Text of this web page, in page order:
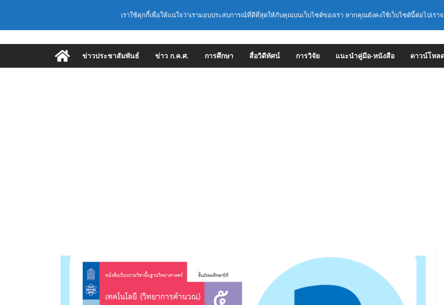
วันอาทิตย์, สิงหาคม 9, 2026 Latest: เลื่อนเป็นวิทยฐานะเชี่ยวชาญ (ครั้งที่ 9/2569)
(สพฐ.) โมดูลที่ 1 : การประกันคุณภาพภายในสถานศึกษาและการ
ประยุกต์ใช้ปัญญาประดิษฐ์ (AI)
คุณภาพภายในสถานศึกษา ด้วยปัญญาประดิษฐ์ (AI) ในรูปแบบ
ออนไลน์
ก.ค.ศ. เห็นชอบ รายละเอียดการดำเนินการคัดเลือกบุคคลเพื่อบรรจุ
ข่าวประชาสัมพันธ์ ข่าว ก.ค.ศ. การศึกษา สื่อวิดีทัศน์ การวิจัย แนะนำคู่มือ-หนังสือ ดาวน์โหล
เราใช้คุกกี้เพื่อให้แน่ใจว่าเรามอบประสบการณ์ที่ดีที่สุดให้กับคุณบนเว็บไซต์ของเรา หากคุณยังคงใช้เว็บไซต์นี้ต่อไปเร